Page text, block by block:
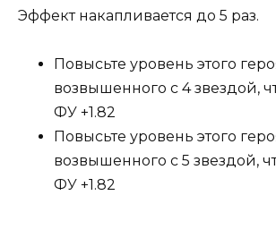
Эффект накапливается до 5 раз.
Повысьте уровень этого
возвышенного с 4 звездой,
ФУ +1.82
Повысьте уровень этого
возвышенного с 5 звездой,
ФУ +1.82